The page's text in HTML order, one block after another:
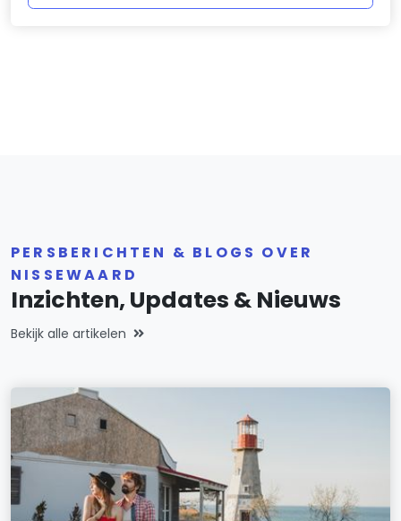
PERSBERICHTEN & BLOGS OVER
NISSEWAARD
Inzichten, Updates & Nieuws
Bekijk alle artikelen